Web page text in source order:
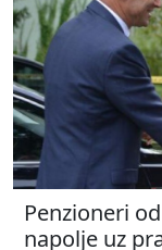
Penzioneri
napolje uz